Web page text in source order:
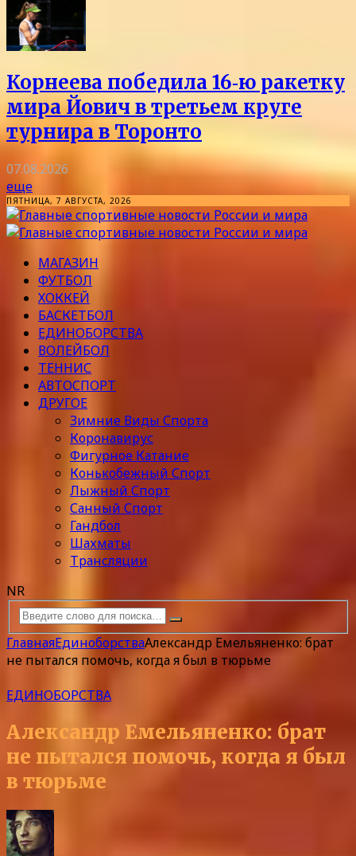
Корнеева победила 16‑ю ракетку
мира Йович в третьем круге
турнира в Торонто
07.08.2026
еще
ПЯТНИЦА, 7 АВГУСТА, 2026
МАГАЗИН
ФУТБОЛ
ХОККЕЙ
БАСКЕТБОЛ
ЕДИНОБОРСТВА
ВОЛЕЙБОЛ
ТЕННИС
АВТОСПОРТ
ДРУГОЕ
Зимние Виды Спорта
Коронавирус
Фигурное Катание
Конькобежный Спорт
Лыжный Спорт
Санный Спорт
Гандбол
Шахматы
Трансляции
NR
ГлавнаяЕдиноборстваАлександр Емельяненко: брат
не пытался помочь, когда я был в тюрьме
ЕДИНОБОРСТВА
Александр Емельяненко: брат
не пытался помочь, когда я был
в тюрьме